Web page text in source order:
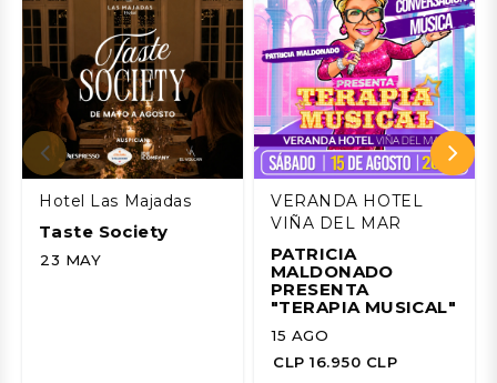
Hotel Las Majadas
Taste Society
23 MAY
VERANDA HOTEL
VIÑA DEL MAR
PATRICIA
MALDONADO
PRESENTA
"TERAPIA MUSICAL"
15 AGO
CLP 16.950 CLP